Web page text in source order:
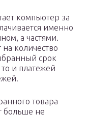
компьютер за
именно
а частями.
количество
срок
то и платежей
товара
больше не